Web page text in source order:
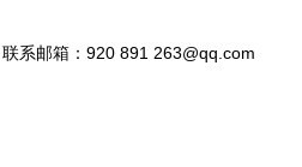
联系邮箱：920 891 263@qq.com